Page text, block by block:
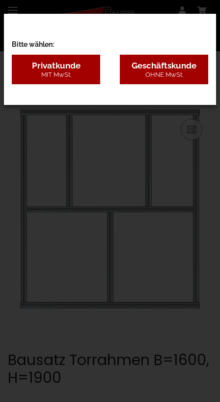
31AB - B=1,3-2m, H=1,8-3m
Bausatz Torrahmen B=1600,
H=1900
Bitte wählen:
Privatkunde
MIT MwSt.
Geschäftskunde
OHNE MwSt.